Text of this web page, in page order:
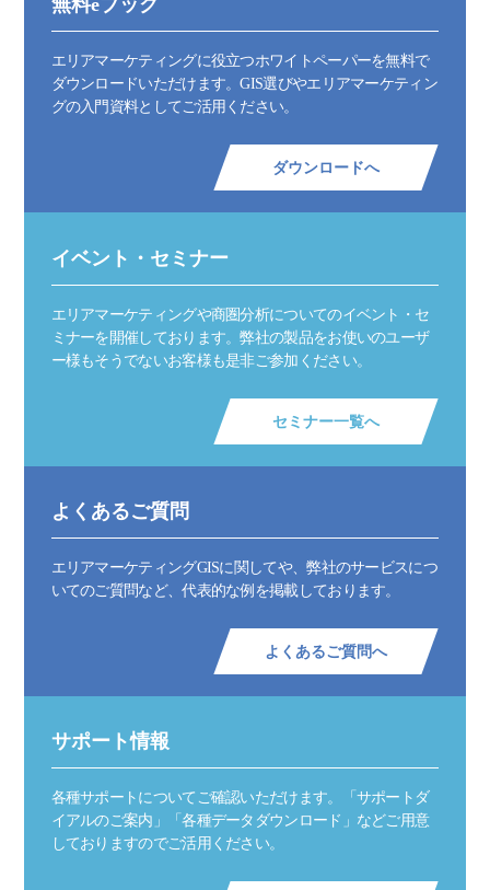
無料eブック
エリアマーケティングに役立つホワイトペーパーを無料で
ダウンロードいただけます。GIS選びやエリアマーケティン
グの入門資料としてご活用ください。
ダウンロードへ
イベント・セミナー
エリアマーケティングや商圏分析についてのイベント・セ
ミナーを開催しております。弊社の製品をお使いのユーザ
ー様もそうでないお客様も是非ご参加ください。
セミナー一覧へ
よくあるご質問
エリアマーケティングGISに関してや、弊社のサービスにつ
いてのご質問など、代表的な例を掲載しております。
よくあるご質問へ
サポート情報
各種サポートについてご確認いただけます。「サポートダ
イアルのご案内」「各種データダウンロード」などご用意
しておりますのでご活用ください。